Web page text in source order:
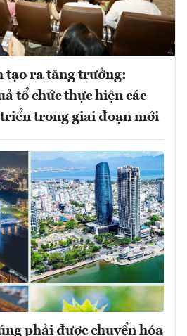
tạo ra tăng trưởng:
tổ chức thực hiện các
trong giai đoạn mới
phải được chuyển hóa